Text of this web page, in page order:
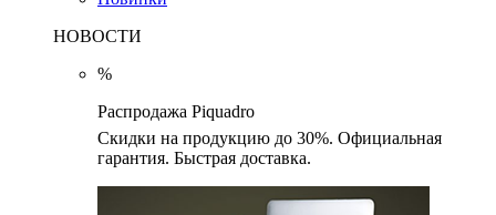
НОВОСТИ
%
Распродажа Piquadro
Скидки на продукцию до 30%. Официальная
гарантия. Быстрая доставка.